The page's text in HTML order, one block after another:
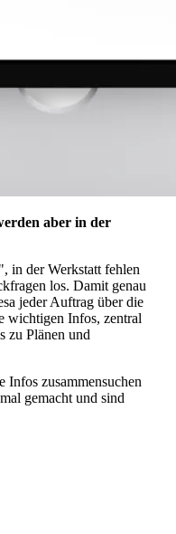
aber in der
in der Werkstatt fehlen
los. Damit genau
jeder Auftrag über die
wichtigen Infos, zentral
zu Plänen und
Infos zusammensuchen
gemacht und sind